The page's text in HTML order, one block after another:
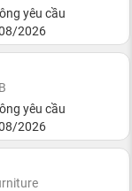
yêu cầu
2026
yêu cầu
2026